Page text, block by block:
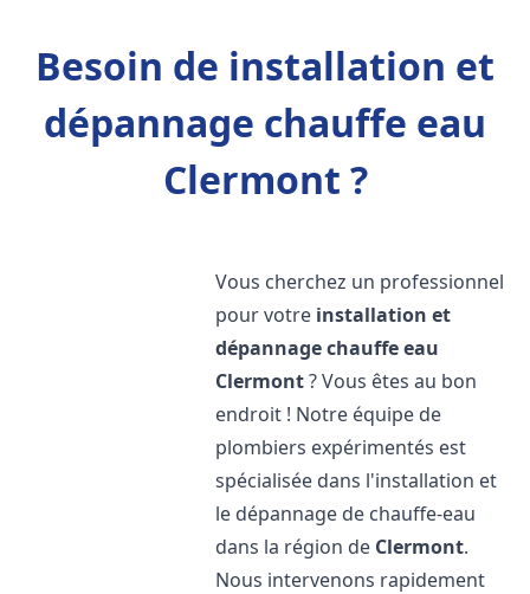
Besoin de installation et
dépannage chauffe eau
Clermont ?
Vous cherchez un professionnel
pour votre installation et
dépannage chauffe eau
Clermont? Vous êtes au bon
endroit ! Notre équipe de
plombiers expérimentés est
spécialisée dans l'installation et
le dépannage de chauffe-eau
dans la région de Clermont.
Nous intervenons rapidement